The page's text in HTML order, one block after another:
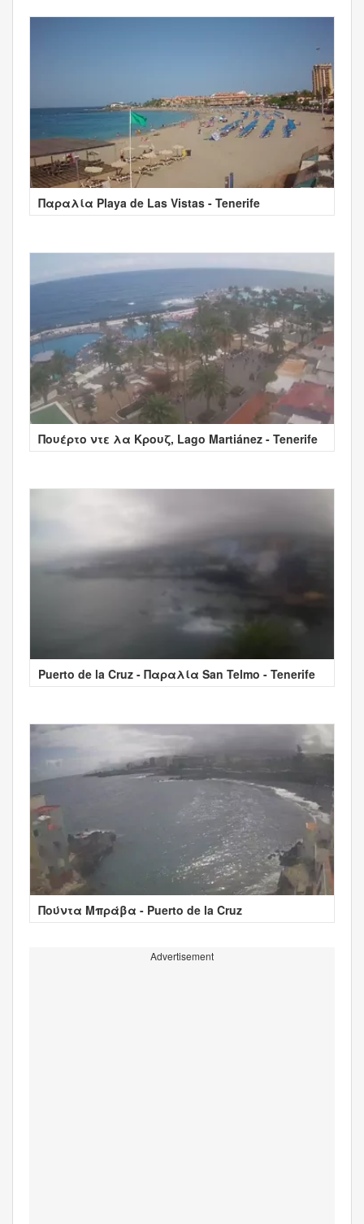
Παραλία Playa de Las Vistas - Tenerife
Πουέρτο ντε λα Κρουζ, Lago Martiánez - Tenerife
Puerto de la Cruz - Παραλία San Telmo - Tenerife
Πούντα Μπράβα - Puerto de la Cruz
Advertisement